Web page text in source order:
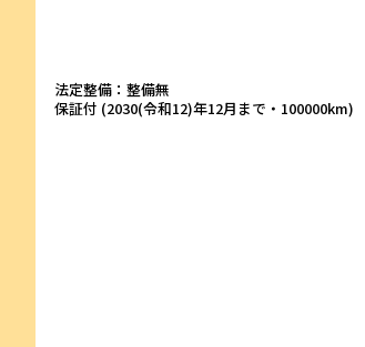
法定整備：整備無
保証付 (2030(令和12)年12月まで・100000km)